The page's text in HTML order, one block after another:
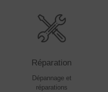
Réparation
Dépannage et
réparations